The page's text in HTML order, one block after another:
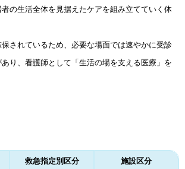
の生活全体を見据えたケアを組み立てていく体
されているため、必要な場面では速やかに受診
り、看護師として「生活の場を支える医療」を
救急指定別区分 施設区分